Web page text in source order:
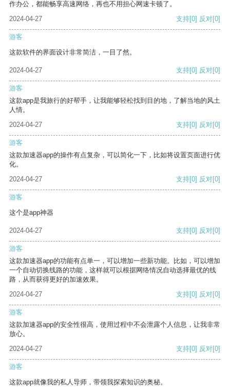
作办公，都能畅享高速网络，再也不用担心网速卡顿了。
2024-04-27
支持[0] 反对[0]
游客
这款软件的界面设计非常简洁，一目了然。
2024-04-27 支持[0] 反对[0]
游客
这款app是我旅行的好帮手，让我能够轻松找到目的地，了解当地的风土
人情。
2024-04-27
支持[0] 反对[0]
游客
这款加速器app的操作有点复杂，可以简化一下，比如将设置页面进行优
化。
2024-04-27
支持[0] 反对[0]
游客
这个是app神器
2024-04-27 支持[0] 反对[0]
游客
这款加速器app的功能有点单一，可以增加一些新功能。比如，可以增加
一个自动切换线路的功能，这样就可以根据网络情况自动选择最优的线
路，从而获得更好的加速效果。
2024-04-27
支持[0] 反对[0]
游客
这款加速器app的安全性很高，使用过程中不会泄露个人信息，让我非常
放心。
2024-04-27
支持[0] 反对[0]
游客
这款app就像我的私人导师，带领我探索知识的奥秘。